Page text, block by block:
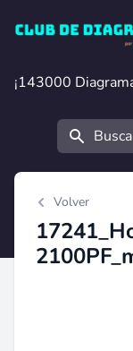
Club de
¡143000
¡143000
Buscar
Volver